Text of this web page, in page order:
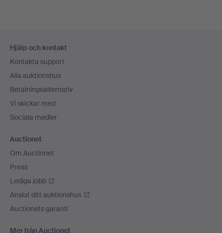
Hjälp och kontakt
Kontakta support
Alla auktionshus
Betalningsalternativ
Vi skickar med
Sociala medier
Auctionet
Om Auctionet
Press
Lediga jobb
Anslut ditt auktionshus
Auctionets garanti
Mer från Auctionet